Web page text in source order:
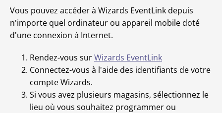
Vous pouvez accéder à Wizards EventLink depuis
n'importe quel ordinateur ou appareil mobile doté
d'une connexion à Internet.
Rendez-vous surWizards EventLink
Connectez-vous à l'aide des identifiants de votre
compte Wizards.
Si vous avez plusieurs magasins, sélectionnez le
lieu où vous souhaitez programmer ou